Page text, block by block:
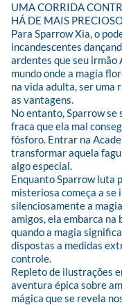
UMA CORRIDA
HÁ DE MAIS
Para Sparrow Xia, o
incandescentes
ardentes que seu irmão
mundo onde a magia
na vida adulta, ser uma
as vantagens.
No entanto, Sparrow se
fraca que ela mal
fósforo. Entrar na
transformar aquela
algo especial.
Enquanto Sparrow luta
misteriosa começa a
silenciosamente a
amigos, ela embarca na
quando a magia
dispostas a medidas
controle.
Repleto de ilustrações
aventura épica sobre
mágica que se revela